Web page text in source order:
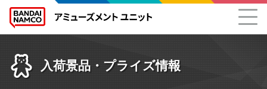
入荷景品・プライズ情報